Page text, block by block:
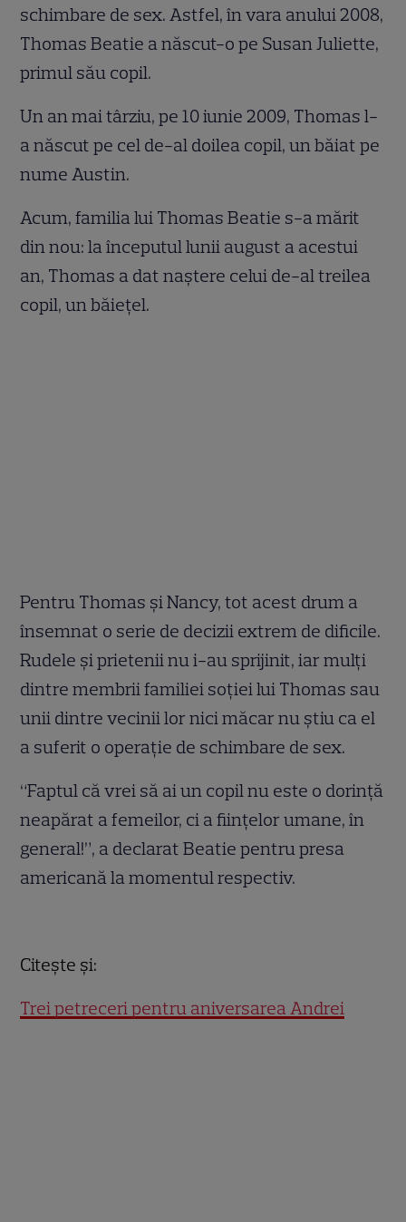
schimbare de sex. Astfel, în vara anului 2008,
Thomas Beatie a născut-o pe Susan Juliette,
primul său copil.
Un an mai târziu, pe 10 iunie 2009, Thomas l-
a născut pe cel de-al doilea copil, un băiat pe
nume Austin.
Acum, familia lui Thomas Beatie s-a mărit
din nou: la începutul lunii august a acestui
an, Thomas a dat naştere celui de-al treilea
copil, un băieţel.
Pentru Thomas şi Nancy, tot acest drum a
însemnat o serie de decizii extrem de dificile.
Rudele şi prietenii nu i-au sprijinit, iar mulţi
dintre membrii familiei soţiei lui Thomas sau
unii dintre vecinii lor nici măcar nu ştiu ca el
a suferit o operaţie de schimbare de sex.
“Faptul că vrei să ai un copil nu este o dorinţă
neapărat a femeilor, ci a fiinţelor umane, în
general!”, a declarat Beatie pentru presa
americană la momentul respectiv.
Citeşte şi:
Trei petreceri pentru aniversarea Andrei